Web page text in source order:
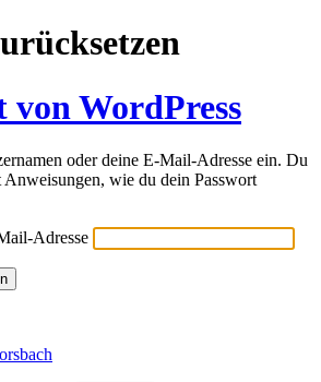
von WordPress
oder deine E-Mail-Adresse ein. Du
wie du dein Passwort
Adresse